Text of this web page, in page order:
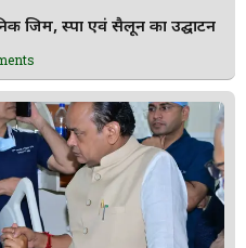
जिम, स्पा एवं सैलून का उद्घाटन